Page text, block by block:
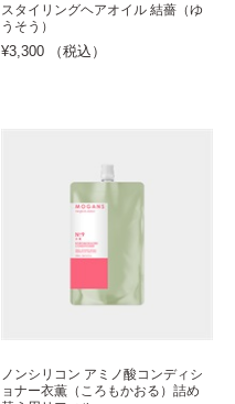
スタイリングヘアオイル 結薔（ゆ
うそう）
¥3,300 （税込）
ノンシリコン アミノ酸コンディシ
ョナー衣薫（ころもかおる）詰め